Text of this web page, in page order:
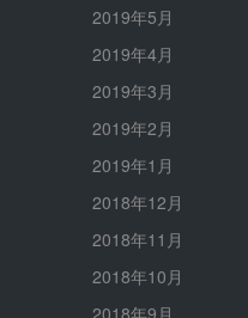
2019年5月
2019年4月
2019年3月
2019年2月
2019年1月
2018年12月
2018年11月
2018年10月